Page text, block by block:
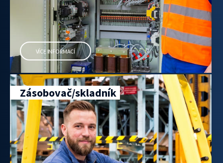
VÍCE INFORMACÍ
Zásobovač/skladník